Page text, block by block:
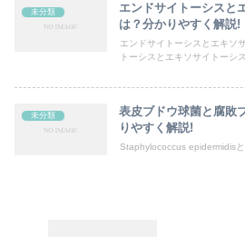
未分類
エンドサイトーシスと
は？分かりやすく解説!
エンドサイトーシスとエキソ
トーシスとエキソサイトーシ
未分類
表皮ブドウ球菌と腐敗
りやすく解説!
Staphylococcus epidermidis